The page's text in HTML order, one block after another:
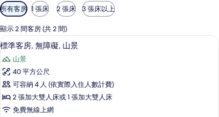
可
用
的
客
房
篩
選
條
所有客房 1 張床 2 張床 3 張床以上
顯示 2 間客房 (共 2 間)
顯
示
標
準
客
房,
14
標準客房, 無障礙, 山景
山景
40 平方公尺
可容納 4 人 (依實際入住人數計費)
2 張加大雙人床或 1 張加大雙人床
免費無線上網